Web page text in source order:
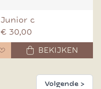
Junior c
€ 30,00
BEKIJKEN
Volgende >